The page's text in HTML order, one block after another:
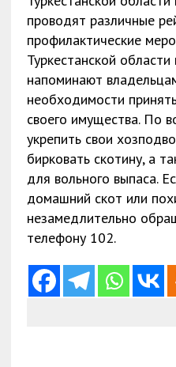
проводят различные
профилактические
Туркестанской
напоминают
необходимости
своего имущества. По
укрепить свои
бирковать скотину, а
для вольного выпаса.
домашний скот или
незамедлительно
телефону 102.